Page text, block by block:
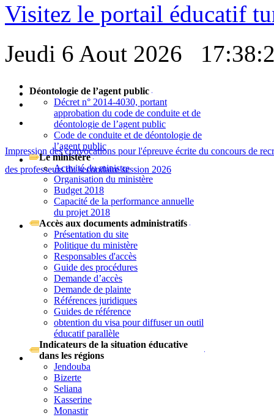
Visitez le portail éducatif
Jeudi 6 Aout 2026
Impression des convocations pour l'épreuve écrite du concours de
des professeurs du secondaire session 2026
Déontologie de l’agent public
Décret n° 2014-4030, portant
approbation du code de conduite et de
déontologie de l’agent public
Code de conduite et de déontologie de
l’agent public
Le ministère
Activité du ministre
Organisation du ministère
Budget 2018
Capacité de la performance annuelle
du projet 2018
Accès aux documents administratifs
Présentation du site
Politique du ministère
Responsables d'accès
Guide des procédures
Demande d’accès
Demande de plainte
Références juridiques
Guides de référence
obtention du visa pour diffuser un outil
éducatif parallèle
Indicateurs de la situation éducative
dans les régions
Jendouba
Bizerte
Seliana
Kasserine
Monastir